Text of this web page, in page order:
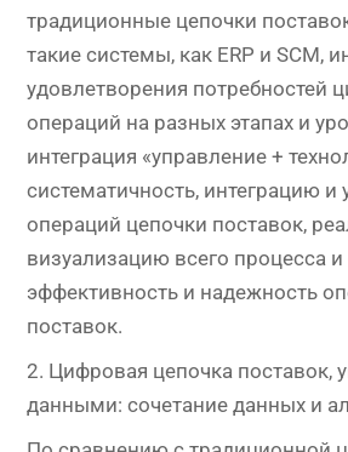
традиционные цепочки
такие системы, как ERP и SCM,
удовлетворения потребностей
операций на разных этапах и
интеграция «управление +
систематичность, интеграцию и
операций цепочки поставок,
визуализацию всего процесса и
эффективность и надежность
поставок.
2. Цифровая цепочка поставок,
данными: сочетание данных и